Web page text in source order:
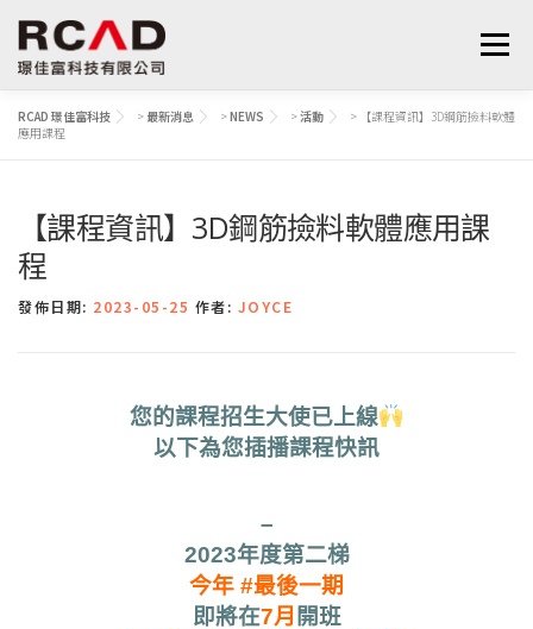
選單
最新消息
支援與學習 關於我們 聯絡我們 鋼筋學堂
RCAD 璟佳富科技 > 最新消息 >NEWS >活動 > 【課程資訊】3D鋼筋撿料軟體
應用課程
【課程資訊】3D鋼筋撿料軟體應用課
程
發佈日期: 2023-05-25 作者: JOYCE
您的課程招生大使已上線
以下為您插播課程快訊
–
2023年度第二梯
今年 #最後一期
即將在7月 開班